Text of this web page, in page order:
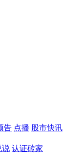
告 点播 股市快讯
说 认证砖家